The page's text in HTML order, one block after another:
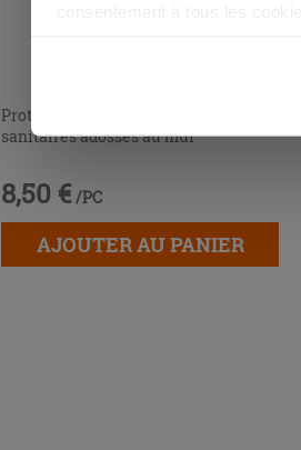
consentement à tous les
Protection acoustique Otval pour
sanitaires adossés au mur
8,50 € /PC
AJOUTER AU PANIER